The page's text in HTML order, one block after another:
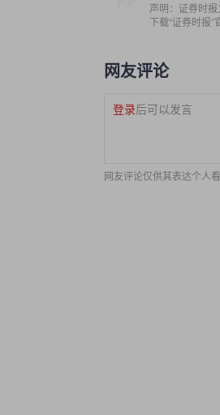
声明：证券时
下载“证券时报
网友评论
登录后可以发言
网友评论仅供其表达个人